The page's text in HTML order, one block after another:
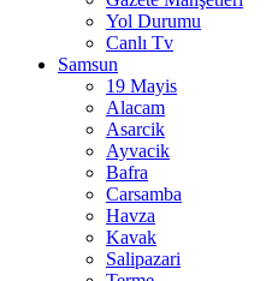
Yol Durumu
Canlı Tv
Samsun
19 Mayis
Alacam
Asarcik
Ayvacik
Bafra
Carsamba
Havza
Kavak
Salipazari